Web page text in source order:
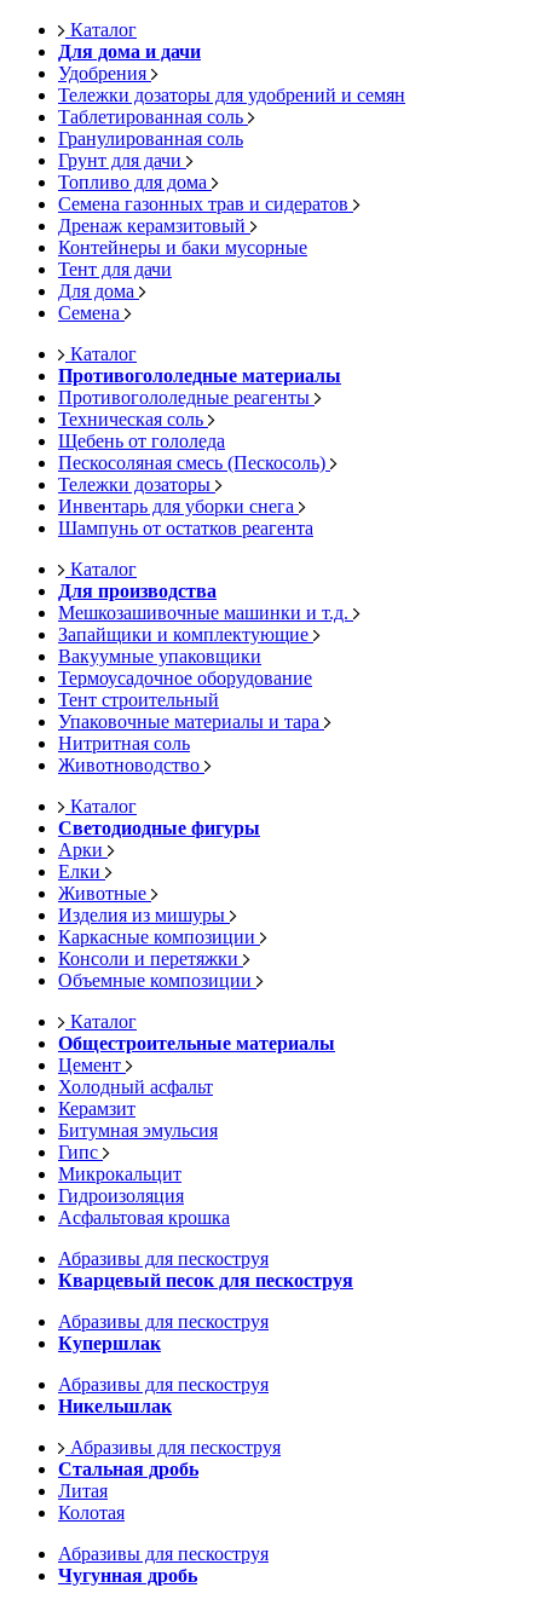
Каталог
Для дома и дачи
Удобрения
Тележки дозаторы для удобрений и семян
Таблетированная соль
Гранулированная соль
Грунт для дачи
Топливо для дома
Семена газонных трав и сидератов
Дренаж керамзитовый
Контейнеры и баки мусорные
Тент для дачи
Для дома
Семена
Каталог
Противогололедные материалы
Противогололедные реагенты
Техническая соль
Щебень от гололеда
Пескосоляная смесь (Пескосоль)
Тележки дозаторы
Инвентарь для уборки снега
Шампунь от остатков реагента
Каталог
Для производства
Мешкозашивочные машинки и т.д.
Запайщики и комплектующие
Вакуумные упаковщики
Термоусадочное оборудование
Тент строительный
Упаковочные материалы и тара
Нитритная соль
Животноводство
Каталог
Светодиодные фигуры
Арки
Елки
Животные
Изделия из мишуры
Каркасные композиции
Консоли и перетяжки
Объемные композиции
Каталог
Общестроительные материалы
Цемент
Холодный асфальт
Керамзит
Битумная эмульсия
Гипс
Микрокальцит
Гидроизоляция
Асфальтовая крошка
Абразивы для пескоструя
Кварцевый песок для пескоструя
Абразивы для пескоструя
Купершлак
Абразивы для пескоструя
Никельшлак
Абразивы для пескоструя
Стальная дробь
Литая
Колотая
Абразивы для пескоструя
Чугунная дробь